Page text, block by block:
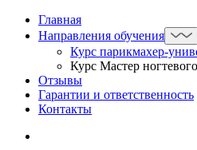
Главная
Направления обучения
Курс парикмахер-
Курс Мастер
Отзывы
Гарантии и ответственность
Контакты